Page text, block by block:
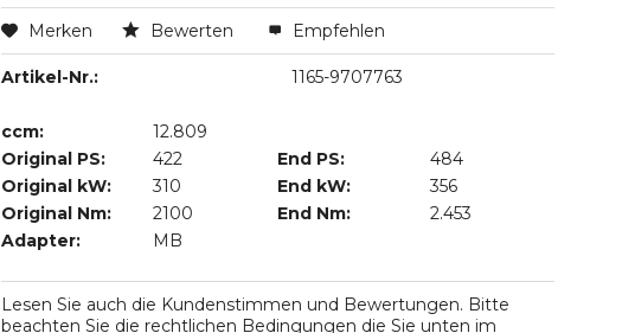
Merken Bewerten Empfehlen
Artikel-Nr.: 1165-9707763
ccm:
12.809
Original PS:
422 End PS:
484
Original kW:
310 End kW:
356
Original Nm:
2100 End Nm:
2.453
Adapter:
MB
Lesen Sie auch die Kundenstimmen und Bewertungen. Bitte
beachten Sie die rechtlichen Bedingungen die Sie unten im